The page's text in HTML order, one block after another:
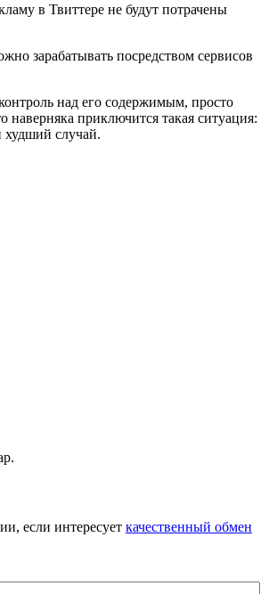
в Твиттере не будут потрачены
зарабатывать посредством сервисов
над его содержимым, просто
наверняка приключится такая ситуация:
худший случай.
если интересует качественный обмен